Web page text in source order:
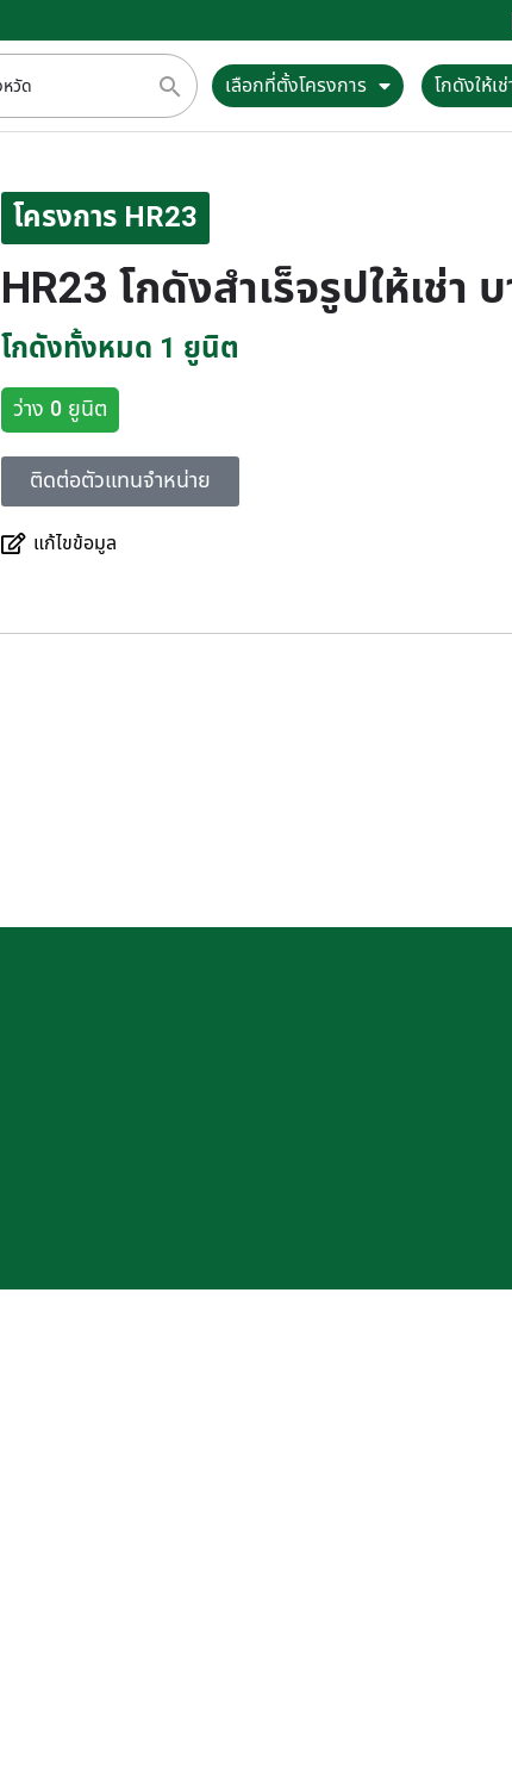
เลือกที่ตั้งโครงการ โกดังให้เช่
โครงการ HR23
HR23 โกดังสำเร็จรูปให้เช่า
โกดังทั้งหมด 1 ยูนิต
ว่าง 0 ยูนิต
ติดต่อตัวแทนจำหน่าย
แก้ไขข้อมูล